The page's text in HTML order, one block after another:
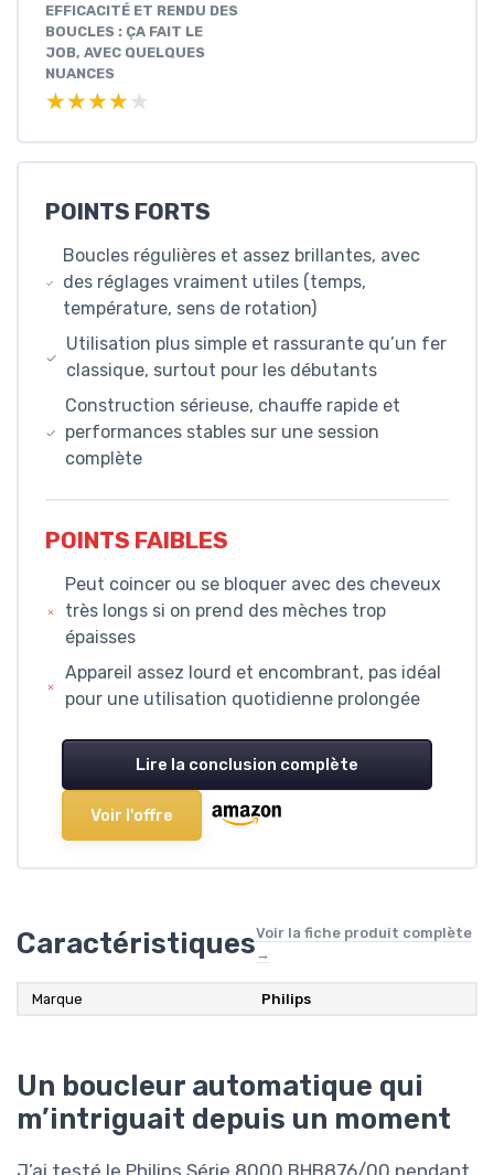
EFFICACITÉ ET RENDU DES
BOUCLES : ÇA FAIT LE
JOB, AVEC QUELQUES
NUANCES
★★★★★
★★★★★
POINTS FORTS
Boucles régulières et assez brillantes, avec
des réglages vraiment utiles (temps,
température, sens de rotation)
Utilisation plus simple et rassurante qu’un fer
classique, surtout pour les débutants
Construction sérieuse, chauffe rapide et
performances stables sur une session
complète
POINTS FAIBLES
Peut coincer ou se bloquer avec des cheveux
très longs si on prend des mèches trop
épaisses
Appareil assez lourd et encombrant, pas idéal
pour une utilisation quotidienne prolongée
Lire la conclusion complète
Voir l'offre
CaractéristiquesVoir la fiche produit complète
→
Marque ‎Philips
Un boucleur automatique qui
m’intriguait depuis un moment